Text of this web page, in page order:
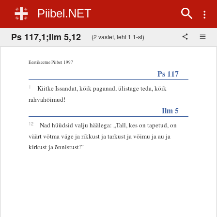
Piibel.NET
Ps 117,1;Ilm 5,12 (2 vastet, leht 1 1-st)
Eestikeelne Piibel 1997
Ps 117
1
Kiitke Issandat, kõik paganad, ülistage teda, kõik
rahvahõimud!
Ilm 5
12
Nad hüüdsid valju häälega: „Tall, kes on tapetud, on
väärt võtma väge ja rikkust ja tarkust ja võimu ja au ja
kirkust ja õnnistust!”